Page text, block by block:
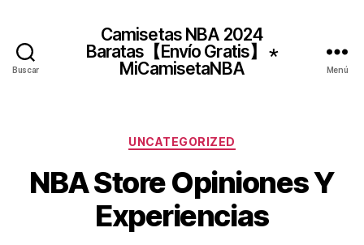
Buscar
Camisetas NBA 2024
Baratas【Envío Gratis】 ⋆
MiCamisetaNBA
Menú
Categorías
UNCATEGORIZED
NBA Store Opiniones Y
Experiencias